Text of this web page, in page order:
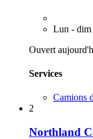
Lun - dim
Ouvert
Services
Camions
2
Northland